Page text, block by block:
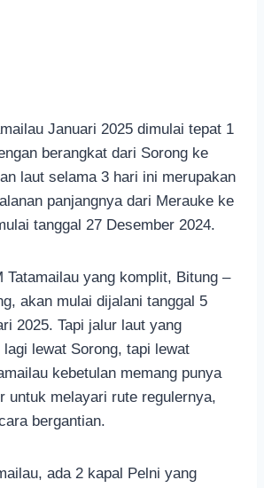
Januari 2025 dimulai tepat 1
berangkat dari Sorong ke
laut selama 3 hari ini merupakan
panjangnya dari Merauke ke
tanggal 27 Desember 2024.
Tatamailau yang komplit, Bitung –
akan mulai dijalani tanggal 5
2025. Tapi jalur laut yang
lewat Sorong, tapi lewat
kebetulan memang punya
untuk melayari rute regulernya,
bergantian.
ada 2 kapal Pelni yang